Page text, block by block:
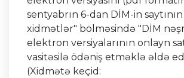
sentyabrın 6-dan DİM-in
xidmətlər" bölməsində "DİM
elektron versiyalarının onlayn
vasitəsilə ödəniş etməklə əldə
(Xidmətə keçid: